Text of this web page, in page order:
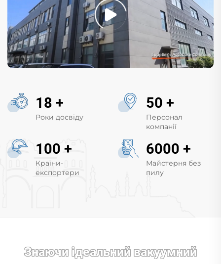
18 +
Роки досвіду
50 +
Персонал
компанії
100 +
Країни-
експортери
6000 +
Майстерня без
пилу
Знаючи ідеальний вакуумний